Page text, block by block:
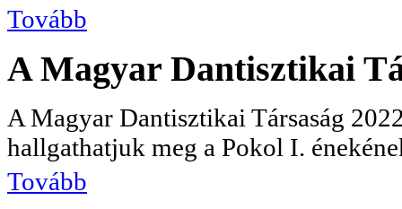
Tovább
A Magyar Dantisztikai
A Magyar Dantisztikai Társaság
hallgathatjuk meg a Pokol I.
Tovább